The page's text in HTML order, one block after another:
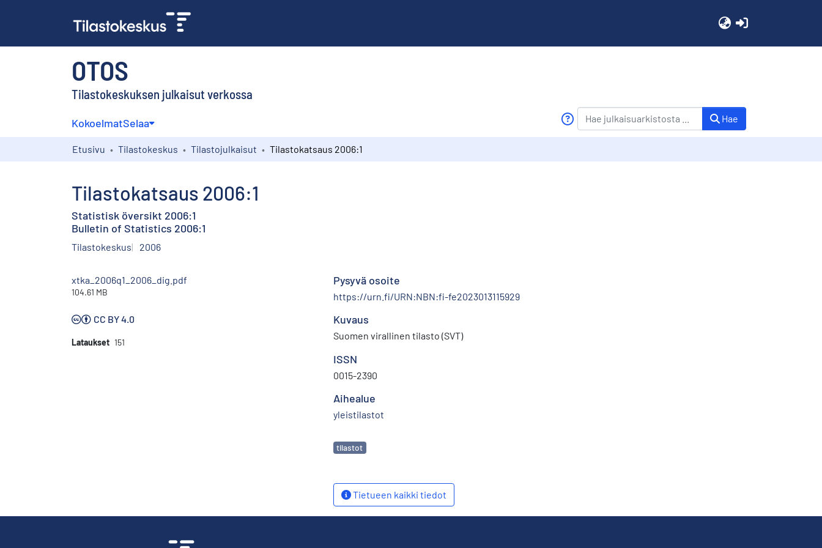
OTOS
Tilastokeskuksen julkaisut verkossa
KokoelmatSelaa Hae
Etusivu Tilastokeskus Tilastojulkaisut Tilastokatsaus 2006:1
Tilastokatsaus 2006:1
Statistisk översikt 2006:1
Bulletin of Statistics 2006:1
Tilastokeskus 2006
xtka_2006q1_2006_dig.pdf
104.61 MB
CC BY 4.0
Lataukset 151
Pysyvä osoite
https://urn.fi/URN:NBN:fi-fe2023013115929
Kuvaus
Suomen virallinen tilasto (SVT)
ISSN
0015-2390
Aihealue
yleistilastot
Avainsanat
tilastot
Tietueen kaikki tiedot